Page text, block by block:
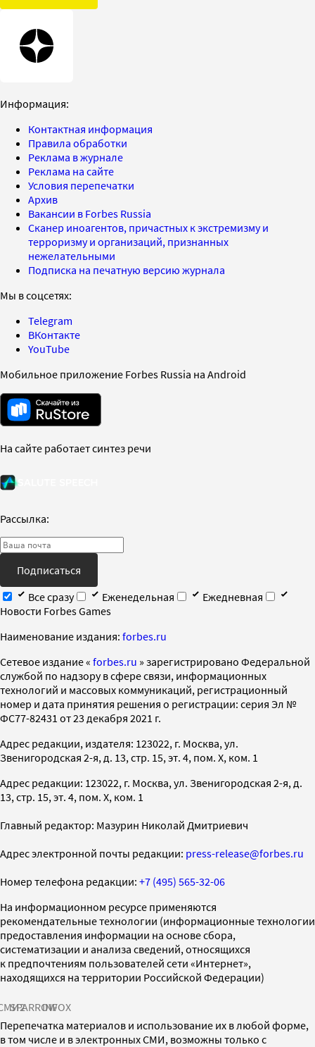
Информация:
Контактная информация
Правила обработки
Реклама в журнале
Реклама на сайте
Условия перепечатки
Архив
Вакансии в Forbes Russia
Сканер иноагентов, причастных к экстремизму и
терроризму и организаций, признанных
нежелательными
Подписка на печатную версию журнала
Мы в соцсетях:
Telegram
ВКонтакте
YouTube
Мобильное приложение Forbes Russia на Android
На сайте работает синтез речи
Рассылка:
Подписаться
Все сразу
Еженедельная
Ежедневная
Новости Forbes Games
Наименование издания: forbes.ru
Cетевое издание « forbes.ru » зарегистрировано Федеральной
службой по надзору в сфере связи, информационных
технологий и массовых коммуникаций, регистрационный
номер и дата принятия решения о регистрации: серия Эл №
ФС77-82431 от 23 декабря 2021 г.
Адрес редакции, издателя: 123022, г. Москва, ул.
Звенигородская 2-я, д. 13, стр. 15, эт. 4, пом. X, ком. 1
Адрес редакции: 123022, г. Москва, ул. Звенигородская 2-я, д.
13, стр. 15, эт. 4, пом. X, ком. 1
Главный редактор: Мазурин Николай Дмитриевич
Адрес электронной почты редакции: press-release@forbes.ru
Номер телефона редакции: +7 (495) 565-32-06
На информационном ресурсе применяются
рекомендательные технологии (информационные технологии
предоставления информации на основе сбора,
систематизации и анализа сведений, относящихся
к предпочтениям пользователей сети «Интернет»,
находящихся на территории Российской Федерации)
SPARROWINFOX
Перепечатка материалов и использование их в любой форме,
в том числе и в электронных СМИ, возможны только с